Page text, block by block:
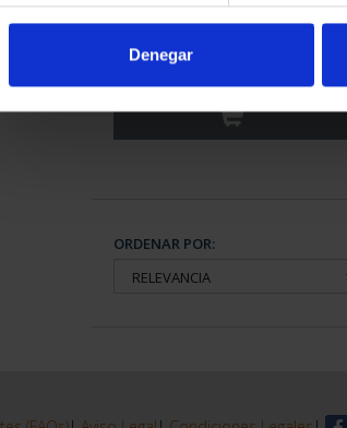
Denegar
CAPITALES ESPAÑOLAS -
ORDENAR POR: